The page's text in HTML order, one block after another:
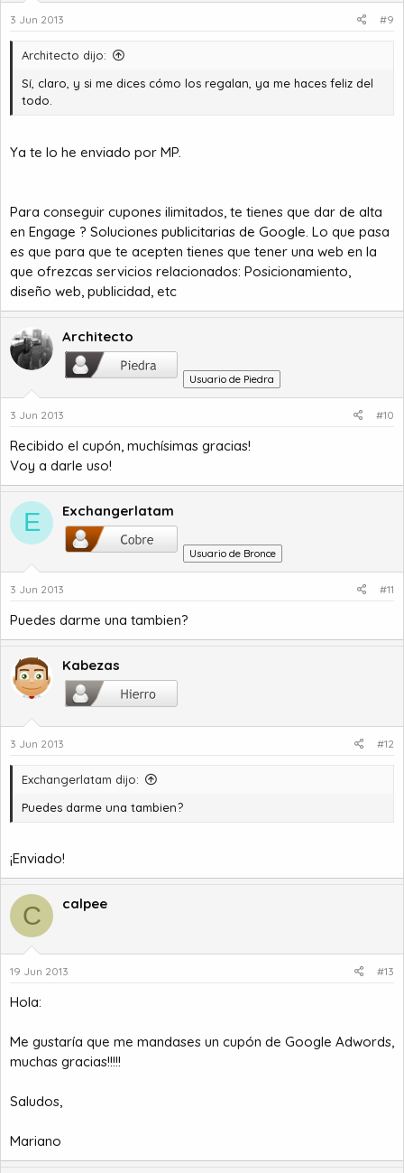
3 Jun 2013 #9
Architecto dijo:
Sí, claro, y si me dices cómo los regalan, ya me haces feliz del
todo.
Ya te lo he enviado por MP.
Para conseguir cupones ilimitados, te tienes que dar de alta
en Engage ? Soluciones publicitarias de Google . Lo que pasa
es que para que te acepten tienes que tener una web en la
que ofrezcas servicios relacionados: Posicionamiento,
diseño web, publicidad, etc
Architecto
Usuario de Piedra
3 Jun 2013 #10
Recibido el cupón, muchísimas gracias!
Voy a darle uso!
E Exchangerlatam
Usuario de Bronce
3 Jun 2013 #11
Puedes darme una tambien?
Kabezas
3 Jun 2013 #12
Exchangerlatam dijo:
Puedes darme una tambien?
¡Enviado!
C calpee
19 Jun 2013 #13
Hola:
Me gustaría que me mandases un cupón de Google Adwords,
muchas gracias!!!!!
Saludos,
Mariano